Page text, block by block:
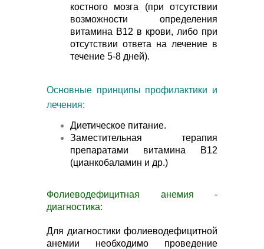
костного мозга (при отсутствии
возможности определения
витамина В12 в крови, либо при
отсутствии ответа на лечение в
течение 5-8 дней).
Основные принципы профилактики и
лечения:
Диетическое питание.
Заместительная терапия
препаратами витамина В12
(цианкобаламин и др.)
Фолиеводефицитная анемия -
диагностика:
Для диагностики фолиеводефицитной
анемии необходимо проведение